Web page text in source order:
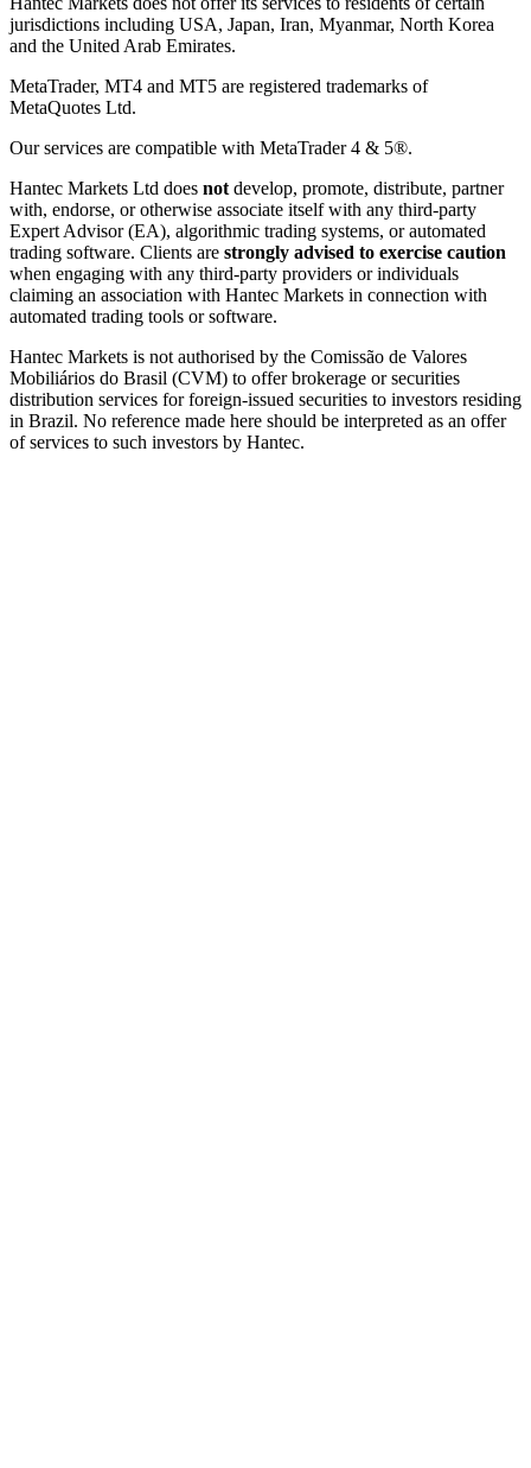
jurisdictions including USA, Japan, Iran, Myanmar, North Korea
and the United Arab Emirates.
MetaTrader, MT4 and MT5 are registered trademarks of
MetaQuotes Ltd.
Our services are compatible with MetaTrader 4 & 5®.
Hantec Markets Ltd does not develop, promote, distribute, partner
with, endorse, or otherwise associate itself with any third-party
Expert Advisor (EA), algorithmic trading systems, or automated
trading software. Clients are strongly advised to exercise caution
when engaging with any third-party providers or individuals
claiming an association with Hantec Markets in connection with
automated trading tools or software.
Hantec Markets is not authorised by the Comissão de Valores
Mobiliários do Brasil (CVM) to offer brokerage or securities
distribution services for foreign-issued securities to investors residing
in Brazil. No reference made here should be interpreted as an offer
of services to such investors by Hantec.